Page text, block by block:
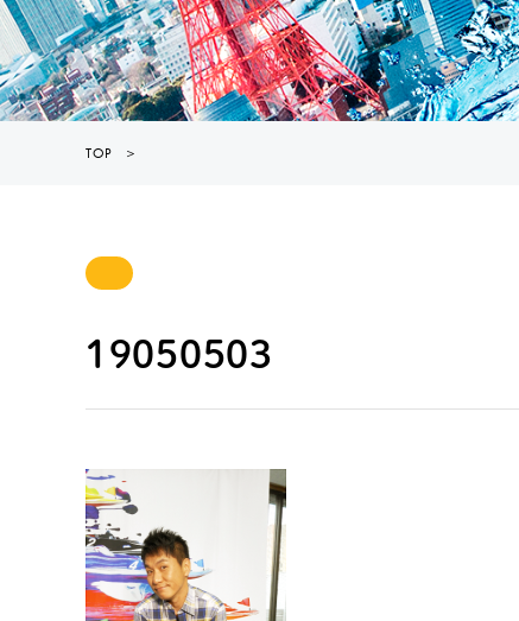
TOP ＞
19050503